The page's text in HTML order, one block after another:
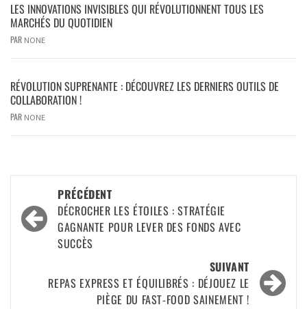
LES INNOVATIONS INVISIBLES QUI RÉVOLUTIONNENT TOUS LES
MARCHÉS DU QUOTIDIEN
PAR NONE
RÉVOLUTION SUPRENANTE : DÉCOUVREZ LES DERNIERS OUTILS DE
COLLABORATION !
PAR NONE
PRÉCÉDENT
DÉCROCHER LES ÉTOILES : STRATÉGIE
GAGNANTE POUR LEVER DES FONDS AVEC
SUCCÈS
SUIVANT
REPAS EXPRESS ET ÉQUILIBRÉS : DÉJOUEZ LE
PIÈGE DU FAST-FOOD SAINEMENT !